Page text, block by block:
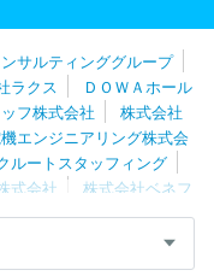
サルティンググループ
ラクス
ＤＯＷＡホール
フ株式会社
株式会社
エンジニアリング株式会
ルートスタッフィング
式会社
株式会社ベネフ
ルティング
株式会社
造計画研究所
三菱ケミ